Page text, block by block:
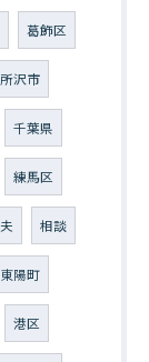
葛飾区
所沢市
千葉県
練馬区
夫 相談
東陽町
港区